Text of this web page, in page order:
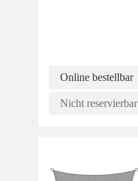
Online bestellbar
Nicht reservierbar